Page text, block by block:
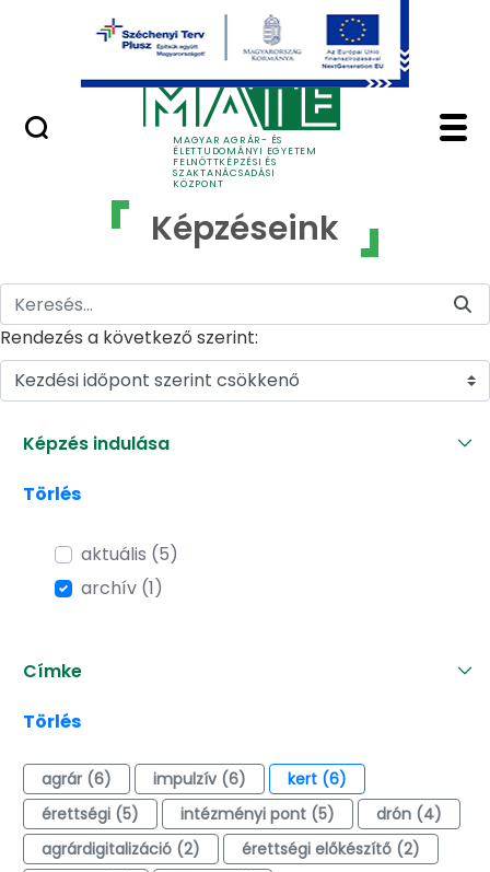
Ugrás a fő tartalomhoz
MAGYAR AGRÁR- ÉS
ÉLETTUDOMÁNYI EGYETEM
FELNŐTTKÉPZÉSI ÉS
SZAKTANÁCSADÁSI
KÖZPONT
Képzéseink - MATE
Képzéseink
Rendezés a következő szerint:
Kezdési időpont szerint csökkenő
Képzés indulása
Törlés
aktuális (5)
archív (1)
Címke
Törlés
agrár (6) impulzív (6)
kert (6)
érettségi (5)
intézményi pont (5)
drón (4)
agrárdigitalizáció (2)
érettségi előkészítő (2)